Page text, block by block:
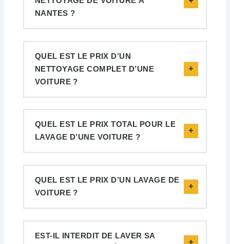
NANTES ?
QUEL EST LE PRIX D’UN
NETTOYAGE COMPLET D’UNE
VOITURE ?
QUEL EST LE PRIX TOTAL POUR LE
LAVAGE D’UNE VOITURE ?
QUEL EST LE PRIX D’UN LAVAGE DE
VOITURE ?
EST-IL INTERDIT DE LAVER SA